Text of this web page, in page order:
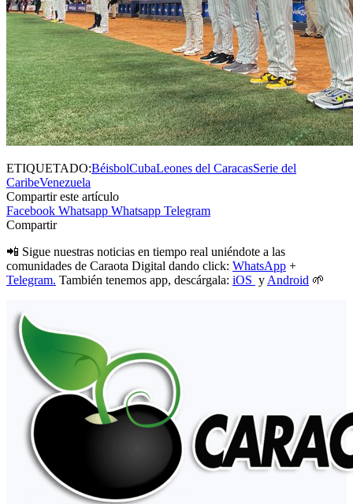
ETIQUETADO:BéisbolCubaLeones del CaracasSerie del
CaribeVenezuela
Compartir este artículo
Facebook Whatsapp Whatsapp Telegram
Compartir
📲 Sigue nuestras noticias en tiempo real uniéndote a las
comunidades de Caraota Digital dando click: WhatsApp +
Telegram. También tenemos app, descárgala: iOS y Android 🌱